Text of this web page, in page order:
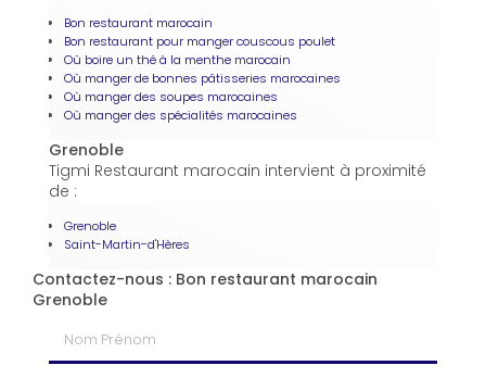
Bon restaurant marocain
Bon restaurant pour manger couscous poulet
Où boire un thé à la menthe marocain
Où manger de bonnes pâtisseries marocaines
Où manger des soupes marocaines
Où manger des spécialités marocaines
Grenoble
Tigmi Restaurant marocain intervient à proximité
de :
Grenoble
Saint-Martin-d'Hères
Contactez-nous : Bon restaurant marocain
Grenoble
Nom Prénom